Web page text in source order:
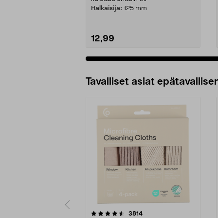
Halkaisija: 125 mm
12,99
Tavalliset asiat
3814arvostelut
4.5viidestä